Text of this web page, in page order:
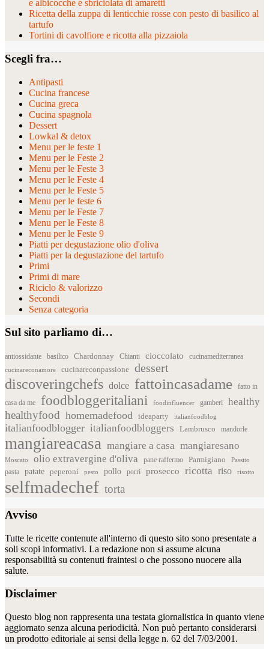
e albicocche e sbriciolata di amaretti
Ricetta della zuppa di lenticchie rosse con pesto di basilico al
tartufo
Tortini di cavolfiore e ricotta alla pizzaiola
Scegli fra…
Antipasti
Cucina francese
Cucina greca
Cucina spagnola
Dessert
Lowkal & detox
Menu per le feste 1
Menu per le Feste 2
Menu per le Feste 3
Menu per le Feste 4
Menu per le Feste 5
Menu per le feste 6
Menu per le Feste 7
Menu per le Feste 8
Menu per le Feste 9
Piatti per degustazione olio d'oliva
Piatti per la degustazione del tartufo
Primi
Primi di mare
Riciclo & valorizzo
Secondi
Senza categoria
Sul sito parliamo di…
antiossidante basilico Chardonnay Chianti cioccolato cucinamediterranea
cucinareconamore cucinareconpassione dessert
discoveringchefs dolce fattoincasadame
fatto in
casa da me
foodbloggeritaliani foodinfluencer gamberi healthy
healthyfood homemadefood ideaparty italianfoodblog
italianfoodblogger italianfoodbloggers Lambrusco mandorle
mangiareacasa mangiare a casa mangiaresano
Moscato olio extravergine d'oliva pane raffermo Parmigiano Passito
pasta patate peperoni pesto pollo porri prosecco ricotta riso risotto
selfmadechef torta
Avviso
Tutte le ricette contenute all'interno di questo sito sono presentate a
soli scopi informativi. La redazione non si assume alcuna
responsabilità su contenuti fraintesi o che possono nuocere alla
salute.
Disclaimer
Questo blog non rappresenta una testata giornalistica in quanto viene
aggiornato senza alcuna periodicità. Non può pertanto considerarsi
un prodotto editoriale ai sensi della legge n. 62 del 7/03/2001.